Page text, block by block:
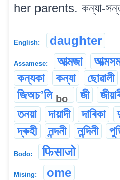
her parents. কন্যা-
English: daughter
Assamese: আত্মজা
কন্যকা
কন্যা ছোৱালী
জিঅচʼলি bo জী
তনয়া
দায়াদী দাৰিকা
দ্ৰুহী
নন্দনী নন্দিনী
Bodo: फिसाजो
Mising: ome